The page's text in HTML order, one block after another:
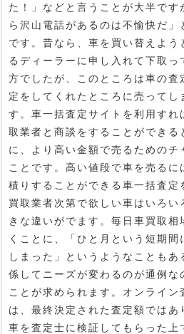
た！」などと言うことが大半です
ら沢山電話があるのは不愉快だ
です。昔なら、車を買い替えよう
るディーラーに申し入れて下取っ
方でしたが、このところは車の査
定をしてくれたところに売ってし
す。車一括査定サイトを利用すれ
取業者と商談をすることができる
に、より高い金額で売るためのチ
ことです。高い値段で車を売るに
積りすることができる車一括査定
買取業者次第で欲しい車はいろい
きな違いがでます。毎日車買取
くことに、「ひと月という短期
しまった」というようなことも
係してニーズが変わるのが通例な
ことが求められます。オンライン
は、最終決定された査定額ではあ
車を査定士に検証してもらった上